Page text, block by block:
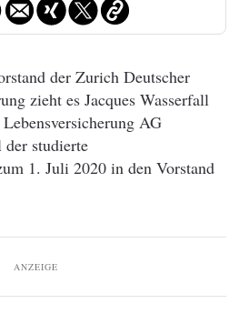
der Zurich Deutscher
zieht es Jacques Wasserfall
AG
studierte
1. Juli 2020 in den Vorstand
ANZEIGE